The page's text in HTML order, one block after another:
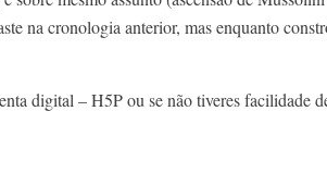
na cronologia anterior, mas enquanto
digital – H5P ou se não tiveres facilidade